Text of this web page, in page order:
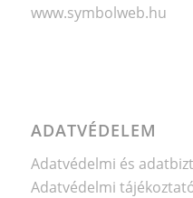
www.symbolweb.hu
ADATVÉDELEM
Adatvédelmi és
Adatvédelmi